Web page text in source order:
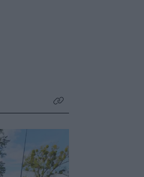
Kliknij aby zobaczyć